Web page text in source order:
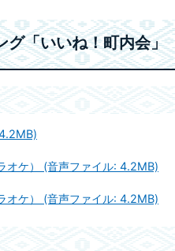
グ「いいね！町内会」
オケ） (音声ファイル: 4.2MB)
オケ） (音声ファイル: 4.2MB)